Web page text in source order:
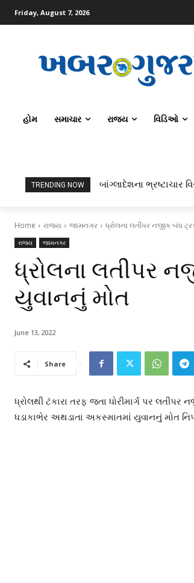
Friday, August 7, 2026
હોમ સમાચાર રાજ્ય વિડિઓ
TRENDING NOW બાંગ્લાદેશના ભ્રષ્ટાચાર
Home રાજ્ય જામનગર ધ્રોલના લતીપર નજીક બંધ
રાજ્ય જામનગર
ધ્રોલના લતીપર
યુવાનનું મોત
June 13, 2022
Share
ધ્રોલથી ટંકારા તરફ જતા ધોરીમાર્ગ પર
ધડાકાભેર અથડાતા અકસ્માતમાં યુવાનનું મોત